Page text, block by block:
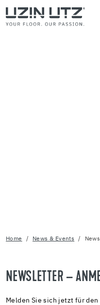
Home News & Events
NEWSLETTER –
Melden Sie sich jetzt für